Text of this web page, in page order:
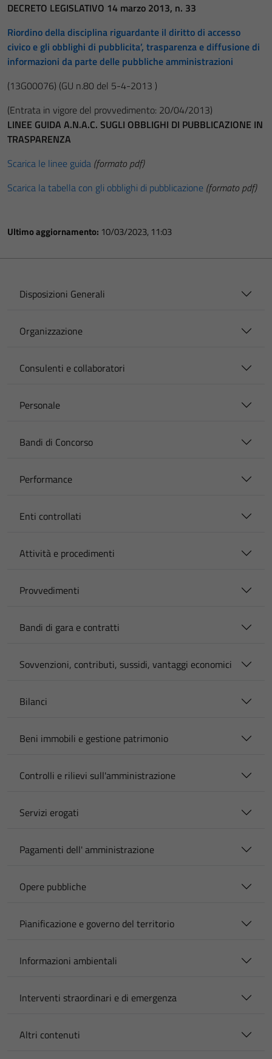
DECRETO LEGISLATIVO 14 marzo 2013, n. 33
Riordino della disciplina riguardante il diritto di accesso
civico e gli obblighi di pubblicita’, trasparenza e diffusione di
informazioni da parte delle pubbliche amministrazioni
(13G00076) (GU n.80 del 5-4-2013 )
(Entrata in vigore del provvedimento: 20/04/2013)
LINEE GUIDA A.N.A.C. SUGLI OBBLIGHI DI PUBBLICAZIONE IN
TRASPARENZA
Scarica le linee guida (formato pdf)
Scarica la tabella con gli obblighi di pubblicazione (formato pdf)
Ultimo aggiornamento: 10/03/2023, 11:03
Disposizioni Generali
Organizzazione
Consulenti e collaboratori
Personale
Bandi di Concorso
Performance
Enti controllati
Attività e procedimenti
Provvedimenti
Bandi di gara e contratti
Sovvenzioni, contributi, sussidi, vantaggi economici
Bilanci
Beni immobili e gestione patrimonio
Controlli e rilievi sull'amministrazione
Servizi erogati
Pagamenti dell' amministrazione
Opere pubbliche
Pianificazione e governo del territorio
Informazioni ambientali
Interventi straordinari e di emergenza
Altri contenuti